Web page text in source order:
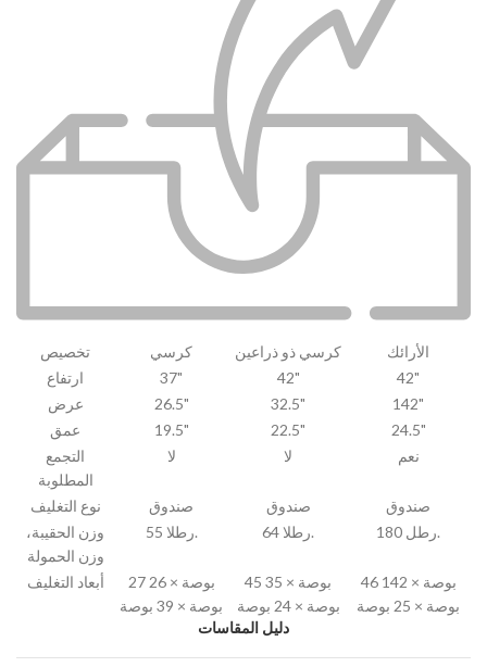
تخصيص كرسي كرسي ذو ذراعين
الأرائك
ارتفاع
37" 42"
42"
عرض
26.5" 32.5"
142"
عمق
19.5" 22.5"
24.5"
التجمع
المطلوبة
لا لا نعم
نوع التغليف صندوق صندوق
صندوق
وزن الحقيبة،
وزن الحمولة
55 رطلا. 64 رطلا. 180 رطل.
أبعاد التغليف
27 بوصة × 26
بوصة × 39 بوصة
45 بوصة × 35
بوصة × 24 بوصة
46 بوصة × 142
بوصة × 25 بوصة
دليل المقاسات